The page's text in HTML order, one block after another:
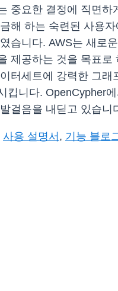
중요한 결정에 직면
해 하는 숙련된 사용
습니다. AWS는 새로
제공하는 것을 목표
터세트에 강력한 그
킵니다. OpenCypher
걸음을 내딛고 있습니
사용 설명서 , 기능 블로